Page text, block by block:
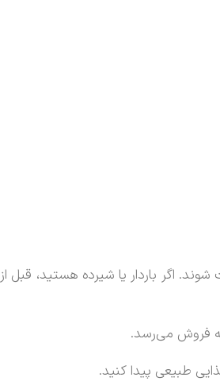
اگر باردار یا شیرده هستید، قبل از
به فروش می‌رسد.
طبیعی پیدا کنید.